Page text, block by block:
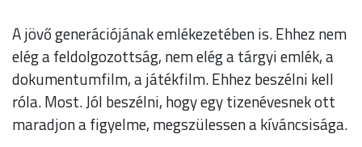
A jövő generációjának emlékezetében is. Ehhez nem
elég a feldolgozottság, nem elég a tárgyi emlék, a
dokumentumfilm, a játékfilm. Ehhez beszélni kell
róla. Most. Jól beszélni, hogy egy tizenévesnek ott
maradjon a figyelme, megszülessen a kíváncsisága.